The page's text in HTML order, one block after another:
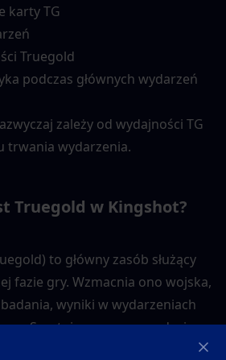
karty TG
Truegold
podczas głównych wydarzeń
zależy od wydajności TG
trwania wydarzenia.
Truegold w Kingshot?
to główny zasób służący
fazie gry. Wzmacnia ono wojska,
wyniki w wydarzeniach
Sprytni gracze oszczędzają
zamiast wydawać je